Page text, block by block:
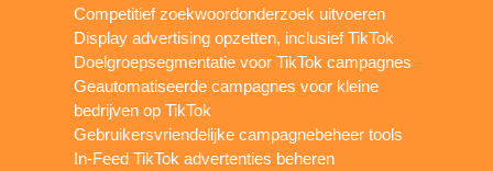
Competitief zoekwoordonderzoek uitvoeren
Display advertising opzetten, inclusief TikTok
Doelgroepsegmentatie voor TikTok campagnes
Geautomatiseerde campagnes voor kleine
bedrijven op TikTok
Gebruikersvriendelijke campagnebeheer tools
In-Feed TikTok advertenties beheren